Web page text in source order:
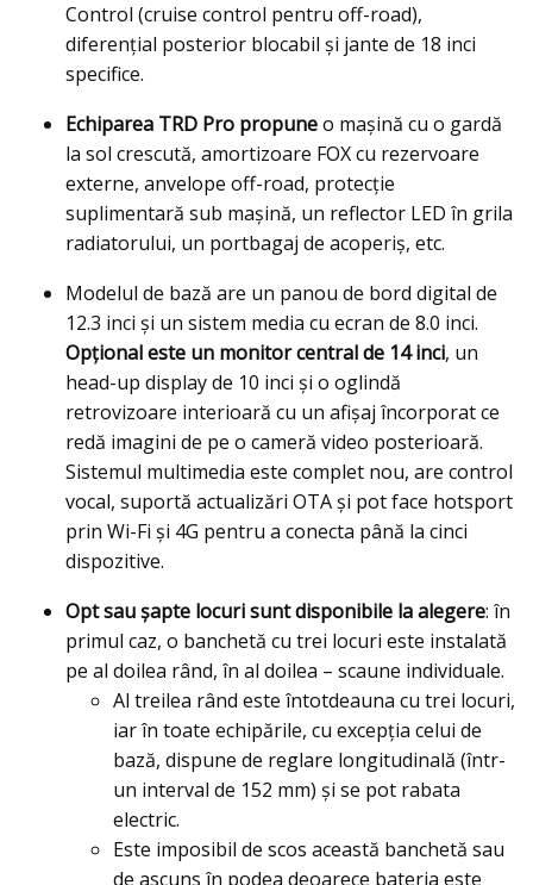
Control (cruise control pentru off-road),
diferenţial posterior blocabil și jante de 18 inci
specifice.
Echiparea TRD Pro propuneo maşină cu o gardă
la sol crescută, amortizoare FOX cu rezervoare
externe, anvelope off-road, protecție
suplimentară sub maşină, un reflector LED în grila
radiatorului, un portbagaj de acoperiş, etc.
Modelul de bază are un panou de bord digital de
12.3 inci și un sistem media cu ecran de 8.0 inci.
Opţional este un monitor central de 14 inci, un
head-up display de 10 inci și o oglindă
retrovizoare interioară cu un afișaj încorporat ce
redă imagini de pe o cameră video posterioară.
Sistemul multimedia este complet nou, are control
vocal, suportă actualizări OTA şi pot face hotsport
prin Wi-Fi și 4G pentru a conecta până la cinci
dispozitive.
Opt sau şapte locuri sunt disponibile la alegere: în
primul caz, o banchetă cu trei locuri este instalată
pe al doilea rând, în al doilea – scaune individuale.
Al treilea rând este întotdeauna cu trei locuri,
iar în toate echipările, cu excepţia celui de
bază, dispune de reglare longitudinală (într-
un interval de 152 mm) și se pot rabata
electric.
Este imposibil de scos această banchetă sau
de ascuns în podea deoarece bateria este